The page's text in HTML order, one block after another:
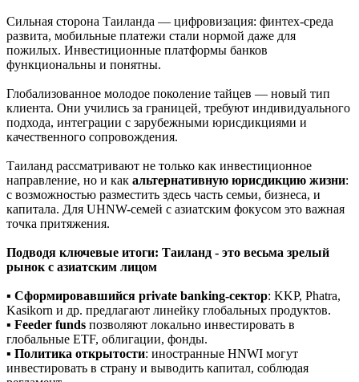
Сильная сторона Таиланда — цифровизация: финтех-среда
развита, мобильные платежи стали нормой даже для
пожилых. Инвестиционные платформы банков
функциональны и понятны.
Глобализованное молодое поколение тайцев — новый тип
клиента. Они учились за границей, требуют индивидуального
подхода, интеграции с зарубежными юрисдикциями и
качественного сопровождения.
Таиланд рассматривают не только как инвестиционное
направление, но и как альтернативную юрисдикцию жизни:
с возможностью разместить здесь часть семьи, бизнеса, и
капитала. Для UHNW-семей с азиатским фокусом это важная
точка притяжения.
Подводя ключевые итоги: Таиланд - это весьма зрелый
рынок с азиатским лицом
▪️ Сформировавшийся private banking-сектор: KKP, Phatra,
Kasikorn и др. предлагают линейку глобальных продуктов.
▪️ Feeder funds позволяют локально инвестировать в
глобальные ETF, облигации, фонды.
▪️ Политика открытости: иностранные HNWI могут
инвестировать в страну и выводить капитал, соблюдая